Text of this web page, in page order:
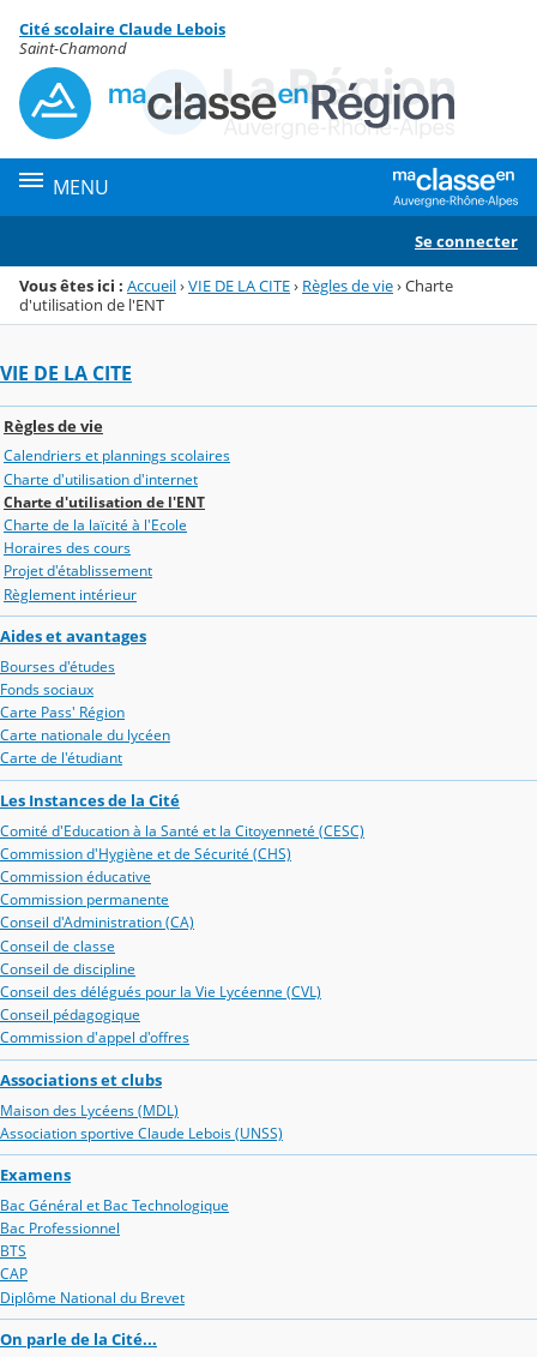
Menu de la rubrique
Contenu
Cité scolaire Claude Lebois
Saint-Chamond
MENU
Se connecter
Vous êtes ici : Accueil›VIE DE LA CITE› Règles de vie›Charte
d'utilisation de l'ENT
VIE DE LA CITE
Règles de vie
Calendriers et plannings scolaires
Charte d'utilisation d'internet
Charte d'utilisation de l'ENT
Charte de la laïcité à l'Ecole
Horaires des cours
Projet d'établissement
Règlement intérieur
Aides et avantages
Bourses d'études
Fonds sociaux
Carte Pass' Région
Carte nationale du lycéen
Carte de l'étudiant
Les Instances de la Cité
Comité d'Education à la Santé et la Citoyenneté (CESC)
Commission d'Hygiène et de Sécurité (CHS)
Commission éducative
Commission permanente
Conseil d'Administration (CA)
Conseil de classe
Conseil de discipline
Conseil des délégués pour la Vie Lycéenne (CVL)
Conseil pédagogique
Commission d'appel d'offres
Associations et clubs
Maison des Lycéens (MDL)
Association sportive Claude Lebois (UNSS)
Examens
Bac Général et Bac Technologique
Bac Professionnel
BTS
CAP
Diplôme National du Brevet
On parle de la Cité...